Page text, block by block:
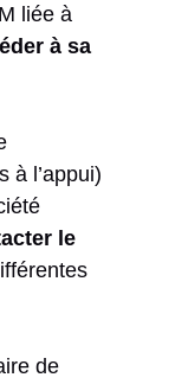
liée à
à sa
à l’appui)
le
de